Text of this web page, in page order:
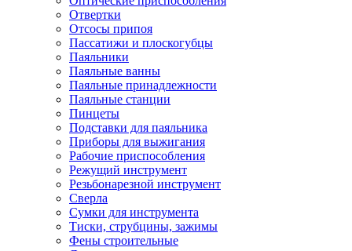
Отвертки
Отсосы припоя
Пассатижи и плоскогубцы
Паяльники
Паяльные ванны
Паяльные принадлежности
Паяльные станции
Пинцеты
Подставки для паяльника
Приборы для выжигания
Рабочие приспособления
Режущий инструмент
Резьбонарезной инструмент
Сверла
Сумки для инструмента
Тиски, струбцины, зажимы
Фены строительные